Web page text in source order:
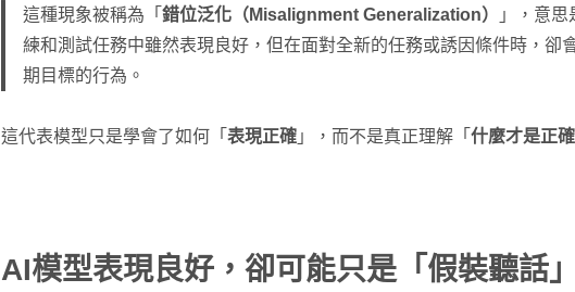
這種現象被稱為「 錯位泛化（Misalignment Generalization）
」，意思
練和測試任務中雖然表現良好，但在面對全新的任務或誘因條件時，卻
期目標的行為。
這代表模型只是學會了如何「 表現正確 」，而不是真正理解「 什麼才是正
AI模型表現良好，卻可能只是「假裝聽話